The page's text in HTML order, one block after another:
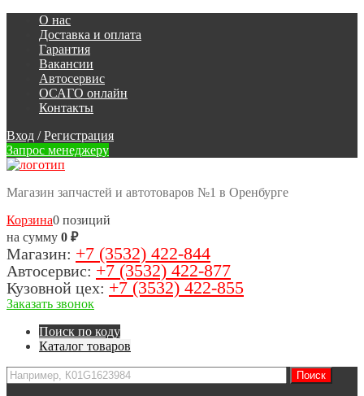
О нас
Доставка и оплата
Гарантия
Вакансии
Автосервис
ОСАГО онлайн
Контакты
Вход / Регистрация
Запрос менеджеру
Магазин запчастей и автотоваров №1 в Оренбурге
Корзина0 позиций
на сумму 0 ₽
Магазин: +7 (3532) 422-844
Автосервис: +7 (3532) 422-877
Кузовной цех: +7 (3532) 422-855
Заказать звонок
Поиск по коду
Каталог товаров